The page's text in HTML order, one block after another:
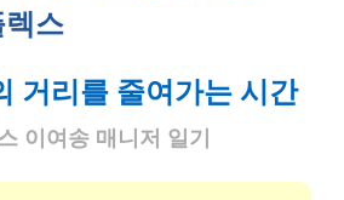
스
거리를 줄여가는 시간
이여송 매니저 일기